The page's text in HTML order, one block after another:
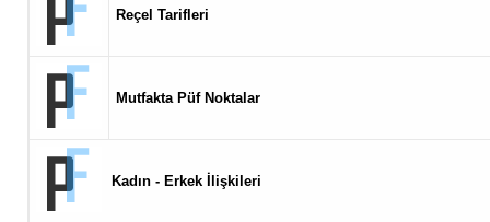
Reçel Tarifleri
Mutfakta Püf Noktalar
Kadın - Erkek İlişkileri